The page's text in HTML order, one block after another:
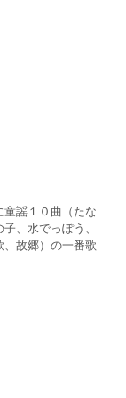
謡１０曲（たな
、水でっぽう、
故郷）の一番歌